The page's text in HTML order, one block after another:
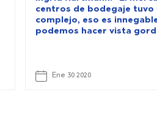
centros de bodegaje tuvo
complejo, eso es
podemos hacer vista
Ene 30 2020